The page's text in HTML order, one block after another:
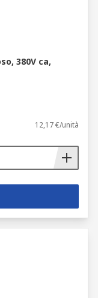
380V ca,
12,17 €/unità